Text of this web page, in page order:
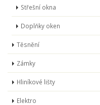
Střešní okna
Doplňky oken
Těsnění
Zámky
Hliníkové lišty
Elektro